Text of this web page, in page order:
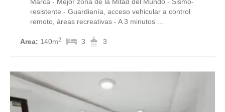
Marca - Mejor zona de la Mitad del Mundo - Sismo-
resistente - Guardianía, acceso vehicular a control
remoto, áreas recreativas - A 3 minutos ...
Area: 140m2 3 3